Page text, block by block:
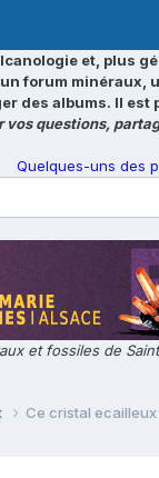
et, plus
forum
des albums. Il
vos questions,
Quelques-uns des
et fossiles de
Ce cristal